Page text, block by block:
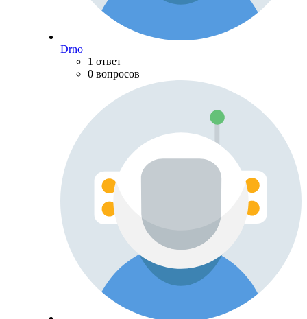
Drno
1 ответ
0 вопросов